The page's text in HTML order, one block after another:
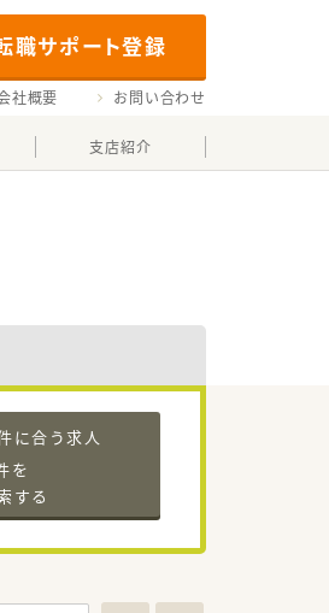
職サポート登録
社概要 お問い合わせ
支店紹介
に合う求人
を
する